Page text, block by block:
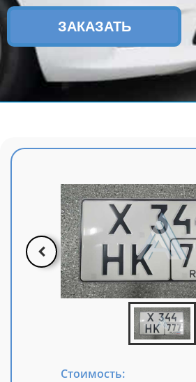
ЗАКАЗАТЬ
Стоимость: